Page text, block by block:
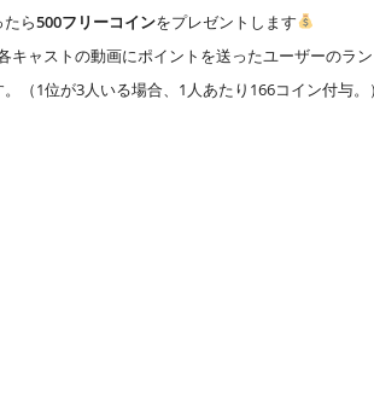
ら500フリーコインをプレゼントします
ャストの動画にポイントを送ったユーザーのラ
（1位が3人いる場合、1人あたり166コイン付与。